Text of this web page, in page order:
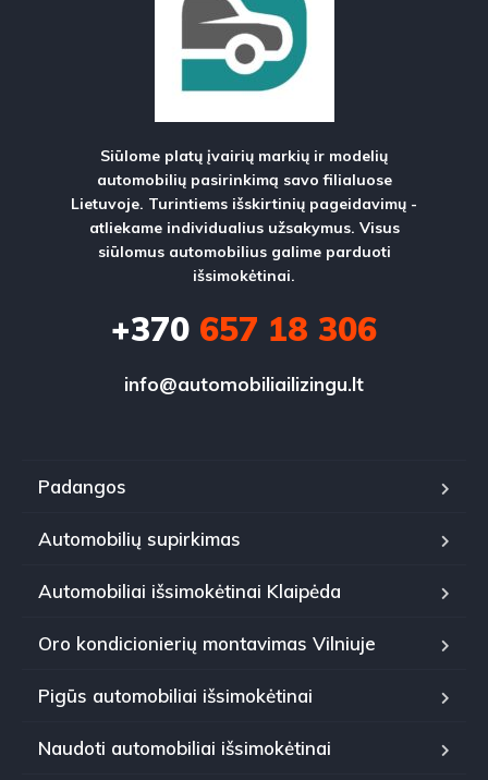
Siūlome platų įvairių markių ir modelių
automobilių pasirinkimą savo filialuose
Lietuvoje. Turintiems išskirtinių pageidavimų -
atliekame individualius užsakymus. Visus
siūlomus automobilius galime parduoti
išsimokėtinai.
+370 657 18 306
info@automobiliailizingu.lt
Padangos
Automobilių supirkimas
Automobiliai išsimokėtinai Klaipėda
Oro kondicionierių montavimas Vilniuje
Pigūs automobiliai išsimokėtinai
Naudoti automobiliai išsimokėtinai